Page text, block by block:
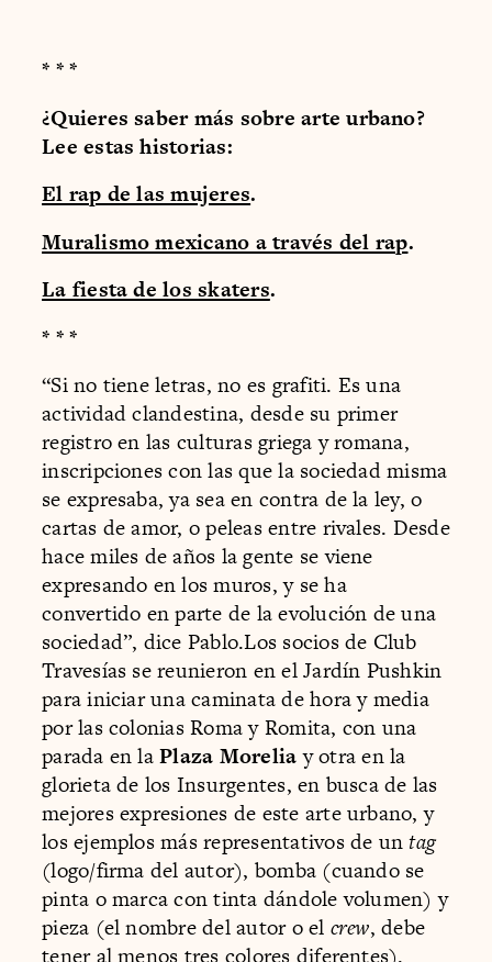
* * *
¿Quieres saber más sobre arte urbano?
Lee estas historias:
El rap de las mujeres.
Muralismo mexicano a través del rap.
La fiesta de los skaters.
* * *
“Si no tiene letras, no es grafiti. Es una
actividad clandestina, desde su primer
registro en las culturas griega y romana,
inscripciones con las que la sociedad misma
se expresaba, ya sea en contra de la ley, o
cartas de amor, o peleas entre rivales. Desde
hace miles de años la gente se viene
expresando en los muros, y se ha
convertido en parte de la evolución de una
sociedad”, dice Pablo.Los socios de Club
Travesías se reunieron en el Jardín Pushkin
para iniciar una caminata de hora y media
por las colonias Roma y Romita, con una
parada en laPlaza Moreliay otra en la
glorieta de los Insurgentes, en busca de las
mejores expresiones de este arte urbano, y
los ejemplos más representativos de untag
(logo/firma del autor), bomba (cuando se
pinta o marca con tinta dándole volumen) y
pieza (el nombre del autor o el crew, debe